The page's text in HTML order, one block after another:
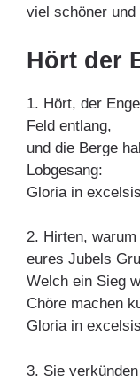
viel schöner und
Hört der
1. Hört, der
Feld entlang,
und die Berge
Lobgesang:
Gloria in
2. Hirten,
eures Jubels
Welch ein Sieg
Chöre machen
Gloria in
3. Sie